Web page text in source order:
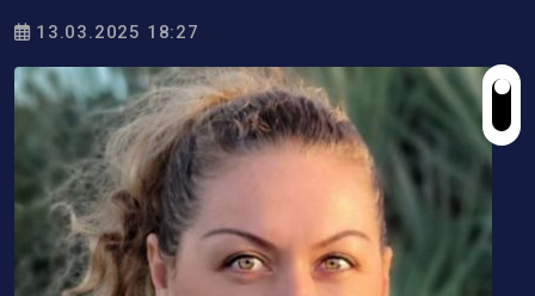
13.03.2025 18:27